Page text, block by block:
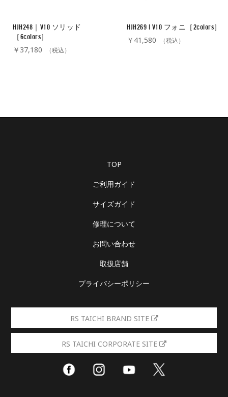
HJH248｜V10 ソリッド
［6colors］
￥37,180 （税込）
HJH269 | V10 フォニ［2colors］
￥41,580 （税込）
TOP
ご利用ガイド
サイズガイド
修理について
お問い合わせ
取扱店舗
プライバシーポリシー
RS TAICHI BRAND SITE
RS TAICHI CORPORATE SITE